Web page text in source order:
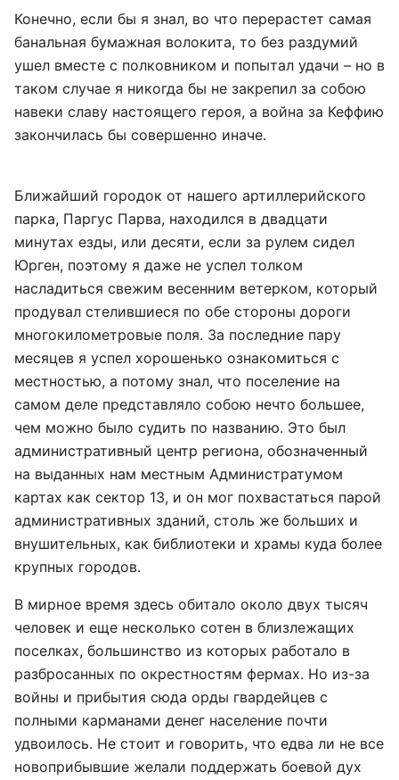
Конечно, если бы я знал, во что перерастет самая
банальная бумажная волокита, то без раздумий
ушел вместе с полковником и попытал удачи – но в
таком случае я никогда бы не закрепил за собою
навеки славу настоящего героя, а война за Кеффию
закончилась бы совершенно иначе.
Ближайший городок от нашего артиллерийского
парка, Паргус Парва, находился в двадцати
минутах езды, или десяти, если за рулем сидел
Юрген, поэтому я даже не успел толком
насладиться свежим весенним ветерком, который
продувал стелившиеся по обе стороны дороги
многокилометровые поля. За последние пару
месяцев я успел хорошенько ознакомиться с
местностью, а потому знал, что поселение на
самом деле представляло собою нечто большее,
чем можно было судить по названию. Это был
административный центр региона, обозначенный
на выданных нам местным Администратумом
картах как cектор 13, и он мог похвастаться парой
административных зданий, столь же больших и
внушительных, как библиотеки и храмы куда более
крупных городов.
В мирное время здесь обитало около двух тысяч
человек и еще несколько сотен в близлежащих
поселках, большинство из которых работало в
разбросанных по окрестностям фермах. Но из-за
войны и прибытия сюда орды гвардейцев с
полными карманами денег население почти
удвоилось. Не стоит и говорить, что едва ли не все
новоприбывшие желали поддержать боевой дух